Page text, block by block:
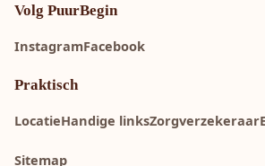
Volg PuurBegin
InstagramFacebook
Praktisch
LocatieHandige linksZorgverzekeraar
Sitemap